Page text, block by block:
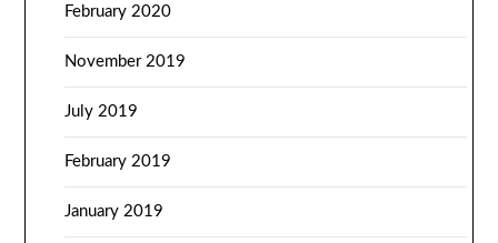
February 2020
November 2019
July 2019
February 2019
January 2019